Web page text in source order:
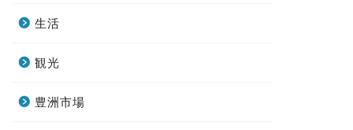
生活
観光
豊洲市場